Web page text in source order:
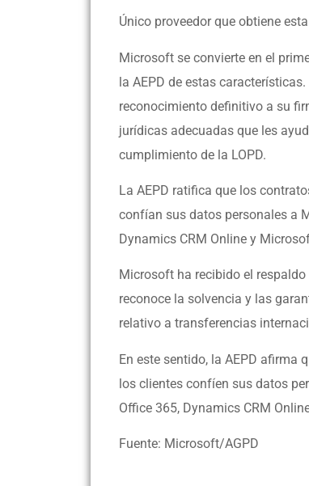
Único proveedor que obtiene
Microsoft se convierte en el
la AEPD de estas
reconocimiento definitivo a su
jurídicas adecuadas que les
cumplimiento de la LOPD.
La AEPD ratifica que los
confían sus datos personales a
Dynamics CRM Online y
Microsoft ha recibido el
reconoce la solvencia y las
relativo a transferencias
En este sentido, la AEPD afirma
los clientes confíen sus datos
Office 365, Dynamics CRM
Fuente: Microsoft/AGPD